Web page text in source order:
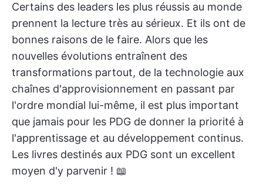
Certains des leaders les plus réussis au monde
prennent la lecture très au sérieux. Et ils ont de
bonnes raisons de le faire. Alors que les
nouvelles évolutions entraînent des
transformations partout, de la technologie aux
chaînes d'approvisionnement en passant par
l'ordre mondial lui-même, il est plus important
que jamais pour les PDG de donner la priorité à
l'apprentissage et au développement continus.
Les livres destinés aux PDG sont un excellent
moyen d'y parvenir ! 📖